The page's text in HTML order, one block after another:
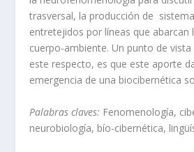
trasversal, la producción de
entretejidos por líneas que abarcan
cuerpo-ambiente. Un punto de
este respecto, es que este aporte
emergencia de una biocibernética
Palabras claves: Fenomenología,
neurobiología, bío-cibernética,